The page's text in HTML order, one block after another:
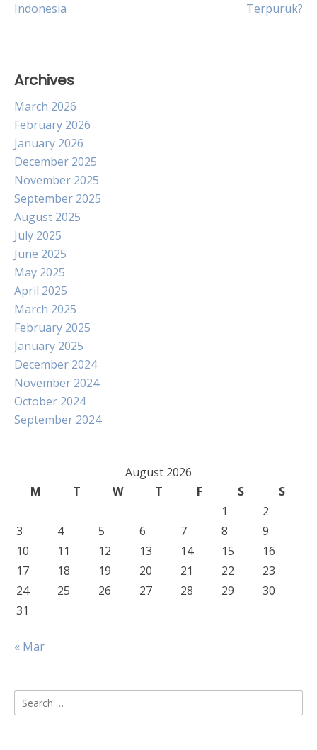
navigation
Indonesia
Terpuruk?
Archives
March 2026
February 2026
January 2026
December 2025
November 2025
September 2025
August 2025
July 2025
June 2025
May 2025
April 2025
March 2025
February 2025
January 2025
December 2024
November 2024
October 2024
September 2024
August 2026
M
T W T F S
S
1
2
3
4 5 6 7 8
9
10
11 12 13 14 15
16
17
18 19 20 21 22
23
24
25 26 27 28 29
30
31
« Mar
Search
for: